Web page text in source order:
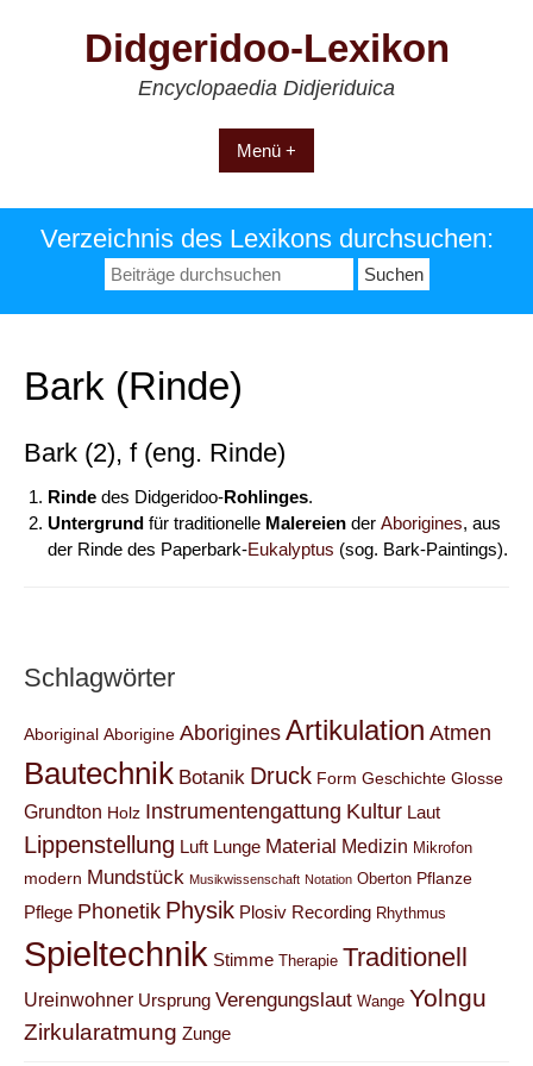
Didgeridoo-Lexikon
Encyclopaedia Didjeriduica
Menü +
Verzeichnis des Lexikons durchsuchen:
Suchen
nach:
Bark (Rinde)
Bark (2), f (eng. Rinde)
Rinde des Didgeridoo-Rohlinges.
Untergrund für traditionelle Malereien der Aborigines, aus
der Rinde des Paperbark-Eukalyptus (sog. Bark-Paintings).
Schlagwörter
Aboriginal Aborigine AboriginesArtikulation Atmen
Bautechnik Botanik Druck Form Geschichte Glosse
Grundton Holz Instrumentengattung Kultur Laut
Lippenstellung Luft Lunge Material Medizin Mikrofon
modern Mundstück Musikwissenschaft Notation Oberton Pflanze
Pflege Phonetik Physik Plosiv Recording Rhythmus
Spieltechnik Stimme Therapie Traditionell
Ureinwohner Ursprung Verengungslaut Wange Yolngu
Zirkularatmung Zunge